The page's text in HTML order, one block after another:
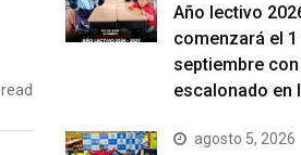
Año lectivo
comenzará el 1
septiembre
escalonado en
agosto 5, 2026